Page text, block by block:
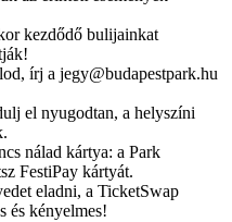
kezdődő bulijainkat
írj a jegy@budapestpark.hu
el nyugodtan, a helyszíni
nálad kártya: a Park
FestiPay kártyát.
eladni, a TicketSwap
és kényelmes!